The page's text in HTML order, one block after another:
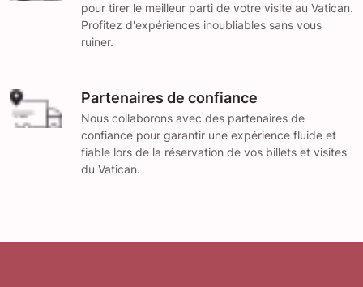
pour tirer le meilleur parti de votre visite au Vatican.
Profitez d'expériences inoubliables sans vous
ruiner.
Partenaires de confiance
Nous collaborons avec des partenaires de
confiance pour garantir une expérience fluide et
fiable lors de la réservation de vos billets et visites
du Vatican.